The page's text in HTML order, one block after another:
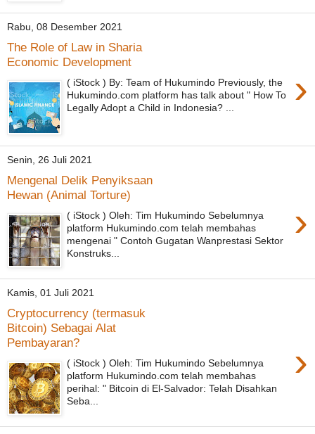
Rabu, 08 Desember 2021
The Role of Law in Sharia
Economic Development
›
( iStock ) By: Team of Hukumindo Previously, the
Hukumindo.com platform has talk about " How To
Legally Adopt a Child in Indonesia? ...
Senin, 26 Juli 2021
Mengenal Delik Penyiksaan
Hewan (Animal Torture)
›
( iStock ) Oleh: Tim Hukumindo Sebelumnya
platform Hukumindo.com telah membahas
mengenai " Contoh Gugatan Wanprestasi Sektor
Konstruks...
Kamis, 01 Juli 2021
Cryptocurrency (termasuk
Bitcoin) Sebagai Alat
Pembayaran?
›
( iStock ) Oleh: Tim Hukumindo Sebelumnya
platform Hukumindo.com telah membahas
perihal: " Bitcoin di El-Salvador: Telah Disahkan
Seba...